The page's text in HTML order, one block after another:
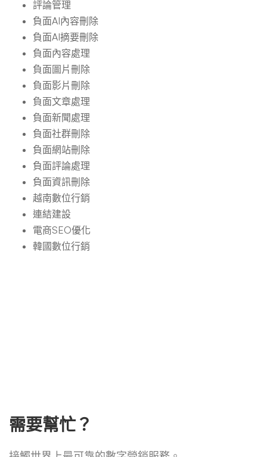
評論管理
負面AI內容刪除
負面AI摘要刪除
負面內容處理
負面圖片刪除
負面影片刪除
負面文章處理
負面新聞處理
負面社群刪除
負面網站刪除
負面評論處理
負面資訊刪除
越南數位行銷
連結建設
電商SEO優化
韓國數位行銷
需要幫忙？